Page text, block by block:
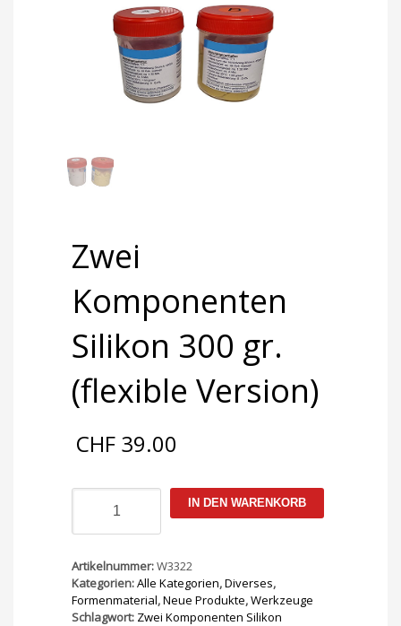
Zwei
Komponenten
Silikon 300 gr.
(flexible Version)
CHF 39.00
Komponenten
gr.
(flexible
Version)
Menge
IN DEN WARENKORB
Artikelnummer:W3322
Kategorien:Alle Kategorien,Diverses,
Formenmaterial,Neue Produkte,Werkzeuge
Schlagwort: Zwei Komponenten Silikon